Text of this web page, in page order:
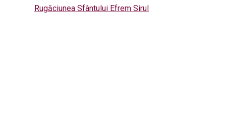
Rugăciunea Sfântului Efrem Sirul